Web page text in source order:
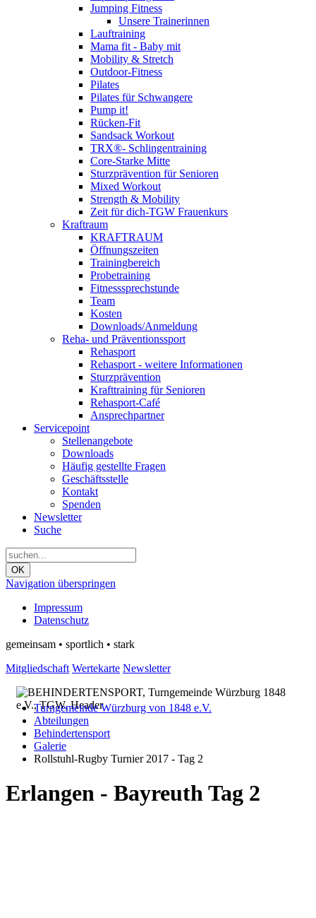
Jumping Fitness
Unsere Trainerinnen
Lauftraining
Mama fit - Baby mit
Mobility & Stretch
Outdoor-Fitness
Pilates
Pilates für Schwangere
Pump it!
Rücken-Fit
Sandsack Workout
TRX®- Schlingentraining
Core-Starke Mitte
Sturzprävention für Senioren
Mixed Workout
Strength & Mobility
Zeit für dich-TGW Frauenkurs
Kraftraum
KRAFTRAUM
Öffnungszeiten
Trainingbereich
Probetraining
Fitnesssprechstunde
Team
Kosten
Downloads/Anmeldung
Reha- und Präventionssport
Rehasport
Rehasport - weitere Informationen
Sturzprävention
Krafttraining für Senioren
Rehasport-Café
Ansprechpartner
Servicepoint
Stellenangebote
Downloads
Häufig gestellte Fragen
Geschäftsstelle
Kontakt
Spenden
Newsletter
Suche
OK
Navigation überspringen
Impressum
Datenschutz
gemeinsam • sportlich • stark
Mitgliedschaft Wertekarte Newsletter
Turngemeinde Würzburg von 1848 e.V.
Abteilungen
Behindertensport
Galerie
Rollstuhl-Rugby Turnier 2017 - Tag 2
Erlangen - Bayreuth Tag 2